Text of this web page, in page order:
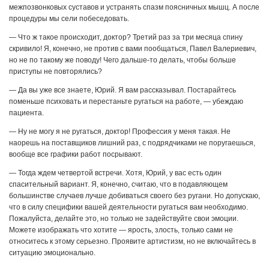
межпозвонковых суставов и устранять спазм поясничных мышц. А после
процедуры мы сели побеседовать.
— Что ж такое происходит, доктор? Третий раз за три месяца спину
скривило! Я, конечно, не против с вами пообщаться, Павел Валериевич,
но не по такому же поводу! Чего дальше-то делать, чтобы больше
приступы не повторялись?
— Да вы уже все знаете, Юрий. Я вам рассказывал. Постарайтесь
поменьше психовать и перестаньте ругаться на работе, — убеждаю
пациента.
— Ну не могу я не ругаться, доктор! Профессия у меня такая. Не
наорешь на поставщиков лишний раз, с подрядчиками не поругаешься,
вообще все графики работ посрывают.
— Тогда ждем четвертой встречи. Хотя, Юрий, у вас есть один
спасительный вариант. Я, конечно, считаю, что в подавляющем
большинстве случаев лучше добиваться своего без ругани. Но допускаю,
что в силу специфики вашей деятельности ругаться вам необходимо.
Пожалуйста, делайте это, но только не задействуйте свои эмоции.
Можете изображать что хотите — ярость, злость, только сами не
относитесь к этому серьезно. Проявите артистизм, но не включайтесь в
ситуацию эмоционально.